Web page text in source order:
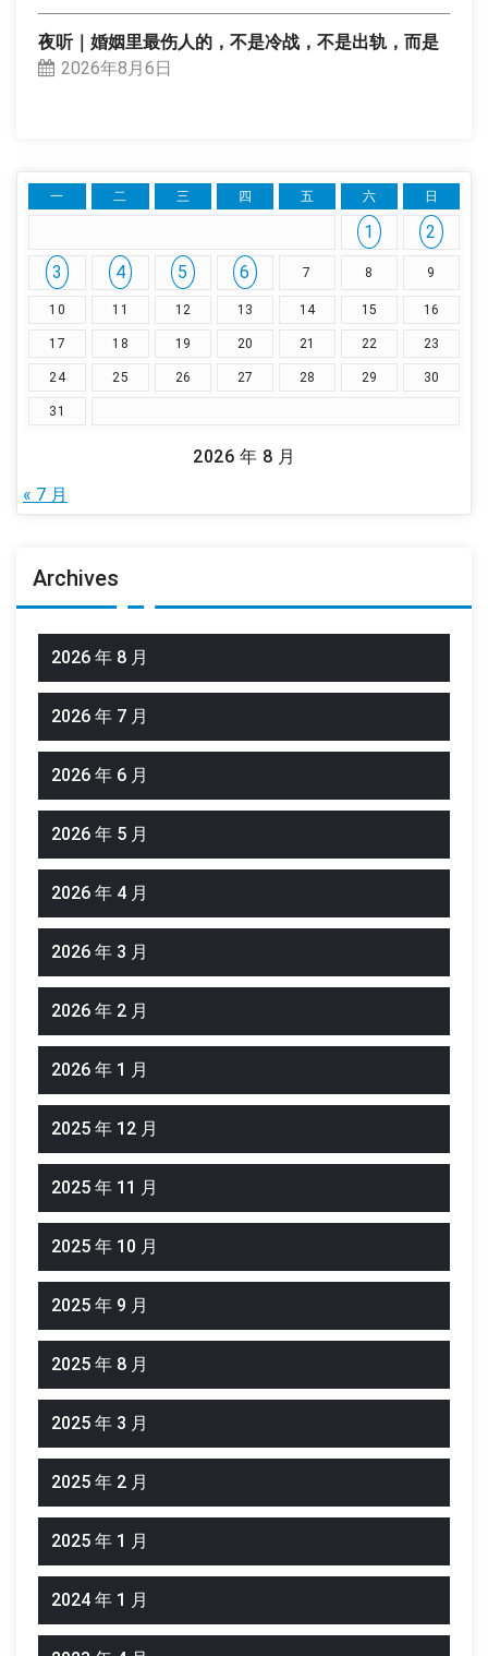
夜听｜婚姻里最伤人的，不是冷战，不是出轨，而是
2026年8月6日
2026 年 8 月
一 二 三 四 五 六 日
1
2
3
4 5 6 7 8 9
10 11 12 13 14 15 16
17 18 19 20 21 22 23
24 25 26 27 28 29 30
31
« 7 月
Archives
2026 年 8 月
2026 年 7 月
2026 年 6 月
2026 年 5 月
2026 年 4 月
2026 年 3 月
2026 年 2 月
2026 年 1 月
2025 年 12 月
2025 年 11 月
2025 年 10 月
2025 年 9 月
2025 年 8 月
2025 年 3 月
2025 年 2 月
2025 年 1 月
2024 年 1 月